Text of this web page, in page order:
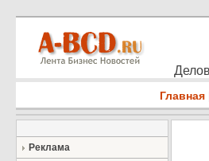
Главная
Реклама